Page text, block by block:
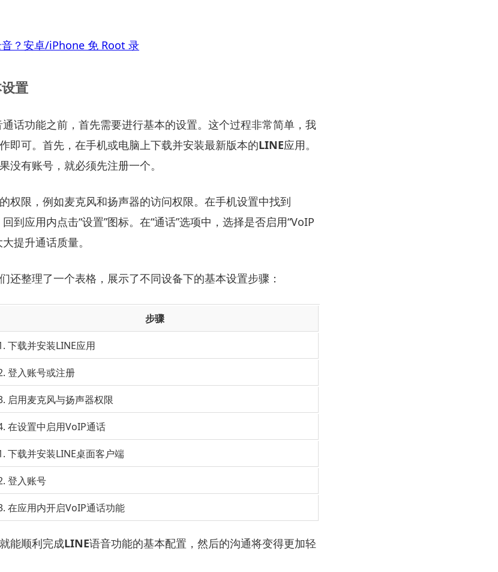
？安卓/iPhone 免 Root 录
置
通话功能之前，首先需要进行基本的设置。这个过程非常简单，我
即可。首先，在手机或电脑上下载并安装最新版本的LINE应用。
没有账号，就必须先注册一个。
权限，例如麦克风和扬声器的访问权限。在手机设置中找到
到应用内点击“设置”图标。在“通话”选项中，选择是否启用“VoIP
提升通话质量。
还整理了一个表格，展示了不同设备下的基本设置步骤：
步骤
下载并安装LINE应用
登入账号或注册
启用麦克风与扬声器权限
在设置中启用VoIP通话
下载并安装LINE桌面客户端
登入账号
在应用内开启VoIP通话功能
能顺利完成LINE语音功能的基本配置，然后的沟通将变得更加轻